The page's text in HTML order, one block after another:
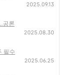
2025.09.13
공론
2025.08.30
필수
2025.06.25